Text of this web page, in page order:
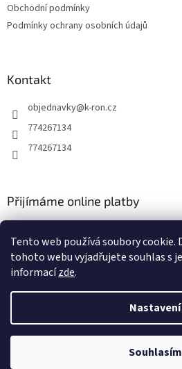
Tento web používá soubory cookie.
tohoto webu vyjadřujete souhlas s
informacízde.
Nastavení
Souhlasím
Obchodní podmínky
Podmínky ochrany osobních údajů
Kontakt
objednavky@k-ron.cz
774267134
774267134
Přijímáme online platby
Copyright 2026www.k-ron.cz.
nastavení